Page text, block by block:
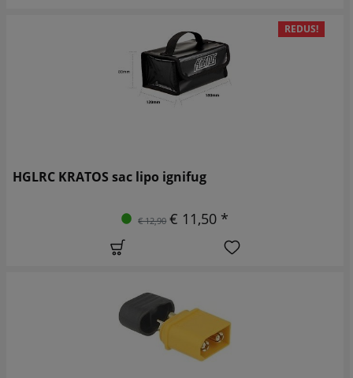
REDUS!
HGLRC KRATOS sac lipo ignifug
€ 12,90 € 11,50 *